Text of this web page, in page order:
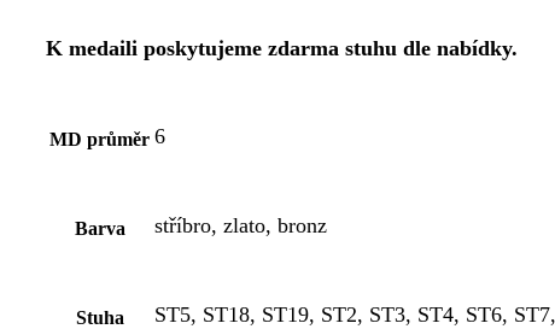
K medaili poskytujeme zdarma stuhu dle nabídky.
MD průměr 6
Barva stříbro, zlato, bronz
Stuha ST5, ST18, ST19, ST2, ST3, ST4, ST6,